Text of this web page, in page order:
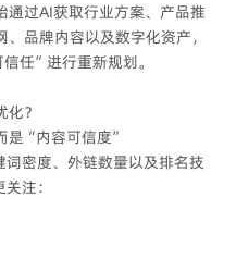
过AI获取行业方案、产品推
品牌内容以及数字化资产，
任”进行重新规划。
？
是“内容可信度”
密度、外链数量以及排名技
注：